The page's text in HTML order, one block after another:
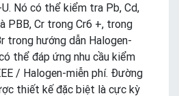
Nó có thể kiểm tra Pb, Cd,
PBB, Cr trong Cr6 +, trong
trong hướng dẫn Halogen-
thể đáp ứng nhu cầu kiểm
/ Halogen-miễn phí. Đường
thiết kế đặc biệt là cực kỳ